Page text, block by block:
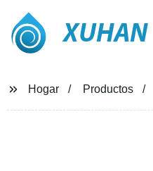
XUHAN
Hogar Productos